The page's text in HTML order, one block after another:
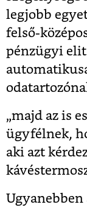
legjobb
felső-
pénzügyi
„majd az is
ügyfélnek,
aki azt
Ugyanebben